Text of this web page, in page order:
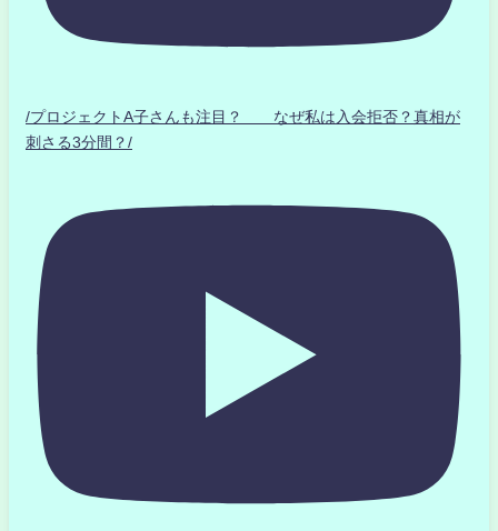
/プロジェクトA子さんも注目？ なぜ私は入会拒否？真相が
刺さる3分間？/